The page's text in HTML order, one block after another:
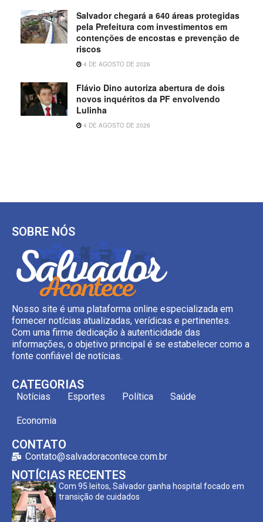
Salvador chegará a 640 áreas protegidas
pela Prefeitura com investimentos em
contenções de encostas e prevenção de
riscos
4 DE AGOSTO DE 2026
Flávio Dino autoriza abertura de dois
novos inquéritos da PF envolvendo
Lulinha
4 DE AGOSTO DE 2026
SOBRE NÓS
Nosso site é uma plataforma online especializada em
fornecer notícias atualizadas, verídicas e pertinentes.
Com uma firme dedicação à autenticidade das
informações, o objetivo principal é se estabelecer como a
fonte confiável de notícias.
CATEGORIAS
Notícias Esportes Política Saúde
Economia
CONTATO
Contato@salvadoracontece.com.br
NOTÍCIAS RECENTES
Com 95 leitos, Salvador ganha hospital focado em
transição de cuidados